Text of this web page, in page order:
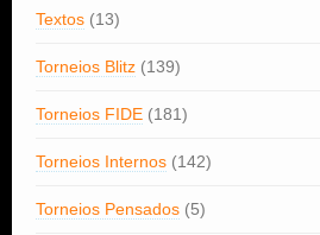
Textos (13)
Torneios Blitz (139)
Torneios FIDE (181)
Torneios Internos (142)
Torneios Pensados (5)